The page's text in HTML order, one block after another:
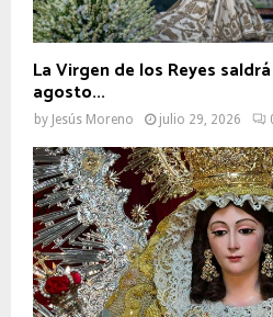
La Virgen de los Reyes
agosto...
by Jesús Moreno julio 29, 2026